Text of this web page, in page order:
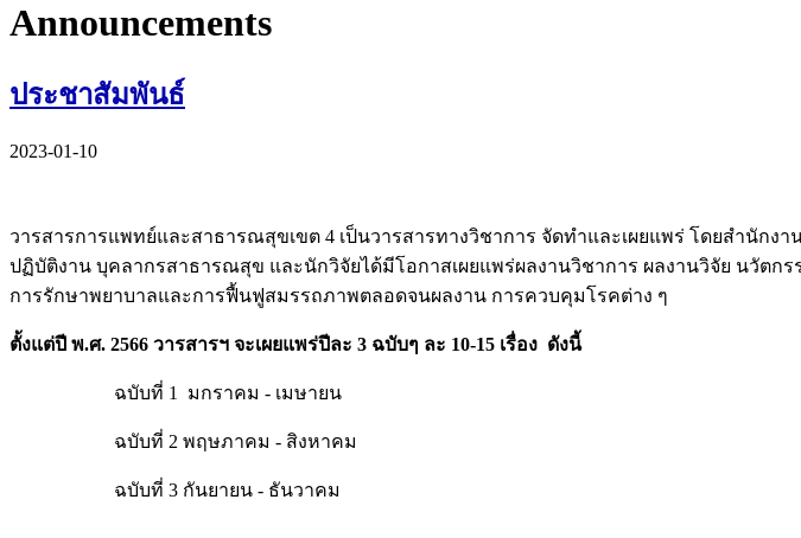
Announcements
ประชาสัมพันธ์
2023-01-10
วารสารการแพทย์และสาธารณสุขเขต 4 เป็นวารสารทางวิชาการ จัดทำและเผยแพร่ โดยสำนัก
ปฏิบัติงาน บุคลากรสาธารณสุข และนักวิจัยได้มีโอกาสเผยแพร่ผลงานวิชาการ ผลงานวิจัย นวัต
การรักษาพยาบาลและการฟื้นฟูสมรรถภาพตลอดจนผลงาน การควบคุมโรคต่าง ๆ
ตั้งแต่ปี พ.ศ. 2566 วารสารฯ จะเผยแพร่ปีละ 3 ฉบับๆ ละ 10-15 เรื่อง ดังนี้
ฉบับที่ 1 มกราคม - เมษายน
ฉบับที่ 2 พฤษภาคม - สิงหาคม
ฉบับที่ 3 กันยายน - ธันวาคม